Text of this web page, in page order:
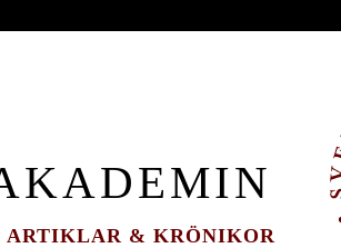
ARTIKLAR & KRÖNIKOR